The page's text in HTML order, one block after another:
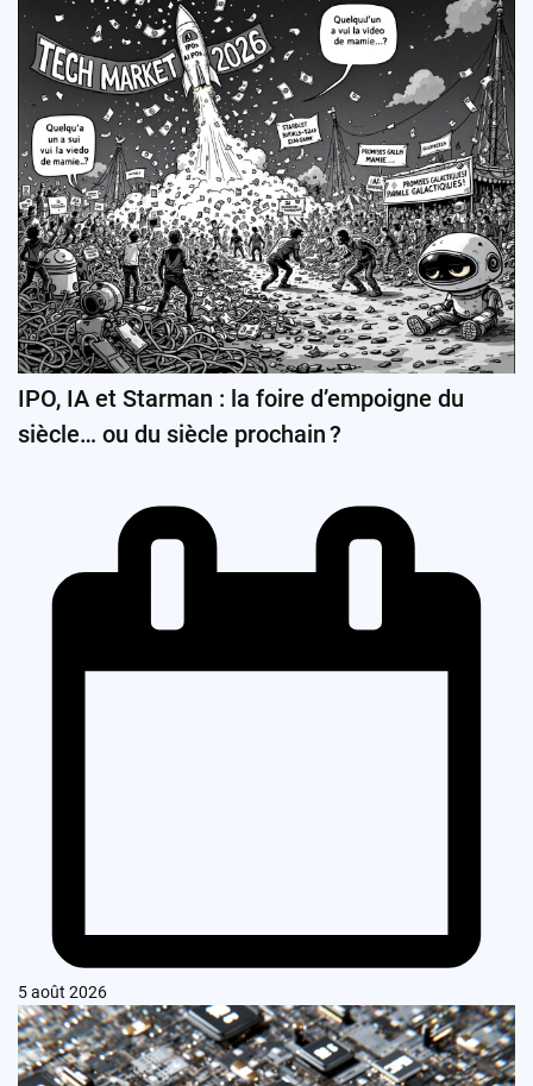
IPO, IA et Starman : la foire d’empoigne du
siècle… ou du siècle prochain ?
5 août 2026